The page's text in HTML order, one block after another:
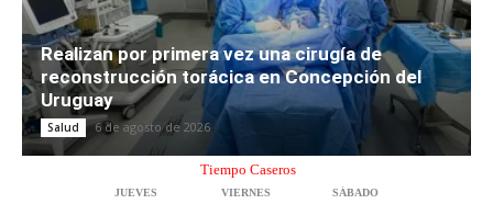
Realizan por primera vez una cirugía de
reconstrucción torácica en Concepción del
Uruguay
Salud 6 de agosto de 2026